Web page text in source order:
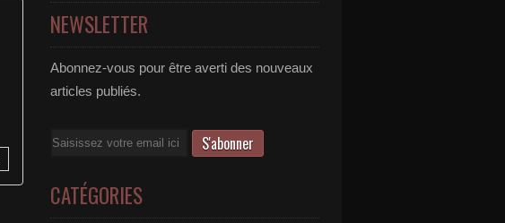
NEWSLETTER
Abonnez-vous pour être averti des nouveaux
articles publiés.
Email
CATÉGORIES